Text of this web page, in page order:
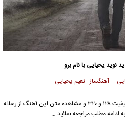
نوید یحیایی با نام برو
آهنگساز : نعیم یحیایی
با کیفیت ۱۲۸ و ۳۲۰ و مشاهده متن این آهنگ از رسانه
مطلب مراجعه نمائید …